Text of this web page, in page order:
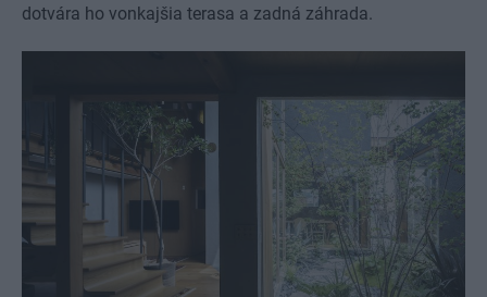
dotvára ho vonkajšia terasa a zadná záhrada.